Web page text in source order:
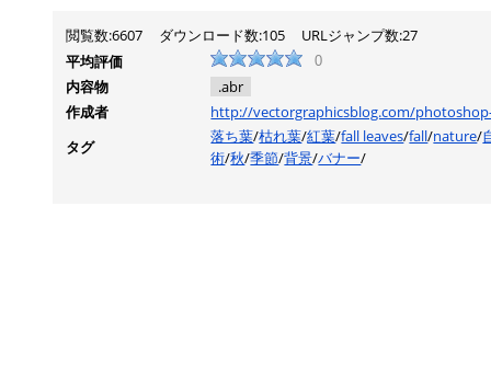
閲覧数:6607 ダウンロード数:105
URLジャンプ数:27
平均評価
0
内容物
.abr
作成者
http://vectorgraphicsblog.com/
タグ
落ち葉/枯れ葉/紅葉/fall leaves/fall/nature/
術/秋/季節/背景/バナー/